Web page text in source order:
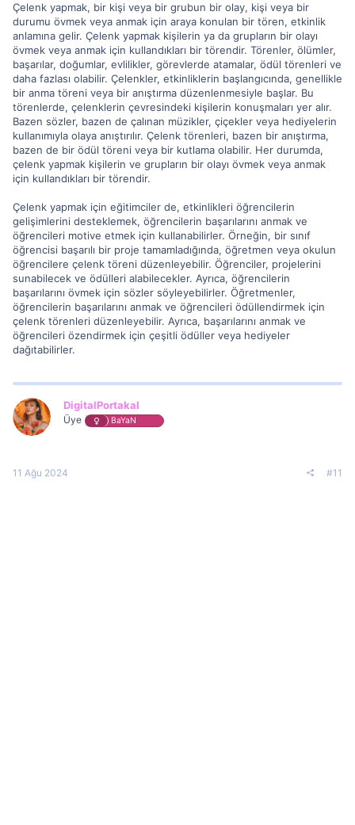
Çelenk yapmak, bir kişi veya bir grubun bir olay, kişi veya bir
durumu övmek veya anmak için araya konulan bir tören, etkinlik
anlamına gelir. Çelenk yapmak kişilerin ya da grupların bir olayı
övmek veya anmak için kullandıkları bir törendir. Törenler, ölümler,
başarılar, doğumlar, evlilikler, görevlerde atamalar, ödül törenleri ve
daha fazlası olabilir. Çelenkler, etkinliklerin başlangıcında, genellikle
bir anma töreni veya bir anıştırma düzenlenmesiyle başlar. Bu
törenlerde, çelenklerin çevresindeki kişilerin konuşmaları yer alır.
Bazen sözler, bazen de çalınan müzikler, çiçekler veya hediyelerin
kullanımıyla olaya anıştırılır. Çelenk törenleri, bazen bir anıştırma,
bazen de bir ödül töreni veya bir kutlama olabilir. Her durumda,
çelenk yapmak kişilerin ve grupların bir olayı övmek veya anmak
için kullandıkları bir törendir.
Çelenk yapmak için eğitimciler de, etkinlikleri öğrencilerin
gelişimlerini desteklemek, öğrencilerin başarılarını anmak ve
öğrencileri motive etmek için kullanabilirler. Örneğin, bir sınıf
öğrencisi başarılı bir proje tamamladığında, öğretmen veya okulun
öğrencilere çelenk töreni düzenleyebilir. Öğrenciler, projelerini
sunabilecek ve ödülleri alabilecekler. Ayrıca, öğrencilerin
başarılarını övmek için sözler söyleyebilirler. Öğretmenler,
öğrencilerin başarılarını anmak ve öğrencileri ödüllendirmek için
çelenk törenleri düzenleyebilir. Ayrıca, başarılarını anmak ve
öğrencileri özendirmek için çeşitli ödüller veya hediyeler
dağıtabilirler.
DigitalPortakal
Üye BaYaN
11 Ağu 2024 #11